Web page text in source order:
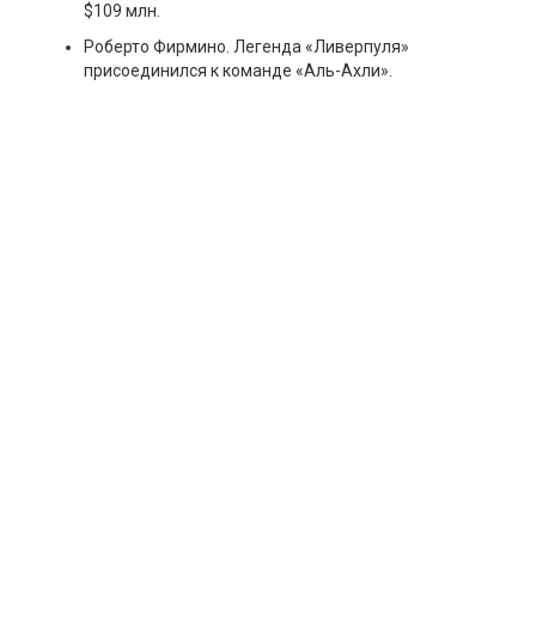
$109 млн.
Роберто Фирмино. Легенда «Ливерпуля»
присоединился к команде «Аль-Ахли».